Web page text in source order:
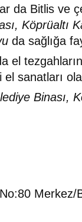
da Bitlis ve
Köprüaltı
da sağlığa
el
sanatları
Binası,
Merkez/